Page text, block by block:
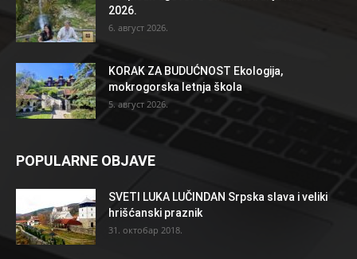
2026.
6. август 2026.
KORAK ZA BUDUĆNOST Ekologija,
mokrogorska letnja škola
5. август 2026.
POPULARNE OBJAVE
SVETI LUKA LUČINDAN Srpska slava i veliki
hrišćanski praznik
31. октобар 2018.